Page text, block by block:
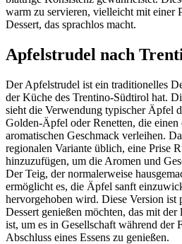
warm zu servieren, vielleicht mit einer
Dessert, das sprachlos macht.
Apfelstrudel nach
Der Apfelstrudel ist ein traditionelles
der Küche des Trentino-Südtirol hat.
sieht die Verwendung typischer Äpfel
Golden-Äpfel oder Renetten, die einen
aromatischen Geschmack verleihen.
regionalen Variante üblich, eine Prise
hinzuzufügen, um die Aromen und
Der Teig, der normalerweise
ermöglicht es, die Äpfel sanft
hervorgehoben wird. Diese Version ist
Dessert genießen möchten, das mit
ist, um es in Gesellschaft während der
Abschluss eines Essens zu genießen.